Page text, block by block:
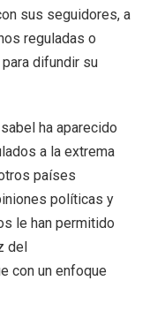
sus seguidores, a
reguladas o
difundir su
ha aparecido
a la extrema
países
políticas y
le han permitido
del
con un enfoque